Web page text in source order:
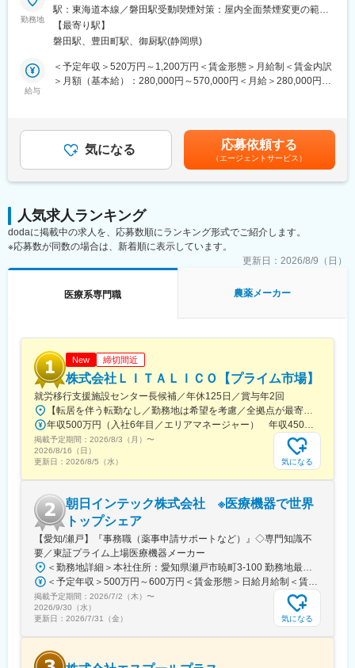
た。
■メディカル事業部について：
齢化で医療に関する需要はますます増える見込みです。
変更の範囲：会社の定める業務
■ファインケミカル事業について：
香料と医薬品中間体の繋がりについて疑問に感じることもあるか
と思いますが、香り開発の一環でl-メントールの触媒的不斉合成の
工業化の過程で開発された不斉触媒をきっかけに、大規模な不斉
触媒ライブラリーに加えて、カップリング反応など多くの触媒を
開発しております。それらを利用して大手製薬メーカーと協力
■業務内容：
同社の磐田工場にて、下記業務をお任せします。
・ISO9001やFSSC22000に基づいた監査、管理
・顧客・サプライヤのクレーム対応等
・資料作成（Excel／PowerPoint）
※検査の実業務は別の部署が担当しております。
ており、一部英語を用いたメールコミュニケーションも発生しま
ため、メールでのお問い合わせ対応および資料作成）
■同社について：
売上高の中で高い比率を誇るフレーバーとフレグランスの市場
は、2015～20年の間で、世界全体で30％程成長する見込みです。
更に、当社が注力しており、高い成長が見込まれる東南／南アジ
アの国々は、50％を超える高い成長が見込まれています。
勤務地
駅：東海道本線／磐田駅受動喫煙対策：屋内全面禁煙変更の範
囲：会社の定める事業所
【最寄り駅】
磐田駅、豊田町駅、御厨駅(静岡県)
給与
＜予定年収＞520万円～1,200万円＜賃金形態＞月給制＜賃金内訳
＞月額（基本給）：280,000円～570,000円＜月給＞280,000円～
（4月）賃金はあくまでも目安の金額であり、選考を通じて上下す
る可能性があります。月給(月額)は固定手当を含めた表記です。
気になる 応募依頼する
（エージェントサービス）
人気求人ランキング
dodaに掲載中の求人を、応募数順にランキング形式でご紹介します。
※応募数が同数の場合は、新着順に表示しています。
更新日： 2026/8/9（日）
医療系専門職 農薬メーカー
New 締切間近
株式会社ＬＩＴＡＬＩＣＯ【プライム市場】
就労移行支援施設センター長候補／年休125日／賞与年2回
【転居を伴う転勤なし／勤務地は希望を考慮／全拠点が最寄駅から徒歩5～10分圏内】◎詳細は『LITALICOワークス 全国一覧』の検索でご確認いただけます。■北海道：札幌、函館■福島県：福島、郡山■栃木県：宇都宮■埼玉県：さいたま、和光、所沢、越谷、草加、朝霞■千葉県：千葉、柏、船橋、松戸、市原■東京都：東京23区、八王子、三鷹、府中、立川■神奈川県：横浜、川崎、横須賀、大和、厚木■静岡県：静岡、浜松、富士■愛知県：名古屋、春日井、尾張旭、豊明、一宮、豊田、岡崎■新潟県：新潟■富山県：富山■大阪府：大阪、池田■奈良県：奈良■京都府：京都、宇治■岡山県：倉敷■広島県：広島、福山■熊本県：熊本■福岡県：久留米※上記には新規開設予定（住所未確定）の拠点もございます。※上記以外の拠点希望も歓迎※別拠点（ご希望エリア内）でのご案内になる可能性あり※受動喫煙対策：屋内全面禁煙★全国に拠点があり事例も豊富！共通の相談チャットで、拠点を超えて相談することができます。
年収500万円（入社6年目／エリアマネージャー） 年収450万円（入社4年目／センター長）
掲載予定期間： 2026/8/3（月） 〜
2026/8/16（日）
更新日： 2026/8/5（水） 気になる
朝日インテック株式会社 ※医療機器で世界
トップシェア
【愛知/瀬戸】『事務職（薬事申請サポートなど）』◇専門知識不
要／東証プライム上場医療機器メーカー
＜勤務地詳細＞本社住所：愛知県瀬戸市暁町3-100 勤務地最寄駅：名鉄瀬戸線／尾張瀬戸駅受動喫煙対策：敷地内全面禁煙変更の範囲：会社の定める事業所
＜予定年収＞500万円～600万円＜賃金形態＞日給月給制＜賃金内訳＞月額（基本給）：280,000円～290,000円/月20日間勤務想定＜想定月額＞280,000円～290,000円＜昇給有無＞有＜残業手当＞有＜給与補足＞※給与詳細は、経験等を考慮した上で決定■昇給：年1回■賞与：年2回（前年度実績5.0か月相当）※業績により別途決算賞与あり賃金はあくまでも目安の金額であり、選考を通じて上下する可能性があります。月給(月額)は固定手当を含めた表記です。
掲載予定期間： 2026/7/2（木） 〜
2026/9/30（水）
更新日： 2026/7/31（金） 気になる